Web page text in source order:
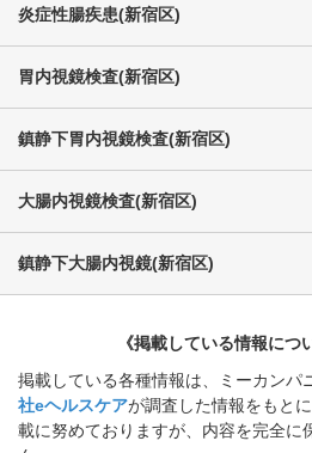
炎症性腸疾患(新宿区)
胃内視鏡検査(新宿区)
鎮静下胃内視鏡検査(新宿区)
大腸内視鏡検査(新宿区)
鎮静下大腸内視鏡(新宿区)
《掲載している情報につ
掲載している各種情報は、ミーカンパ
社eヘルスケアが調査した情報をもと
載に努めておりますが、内容を完全に